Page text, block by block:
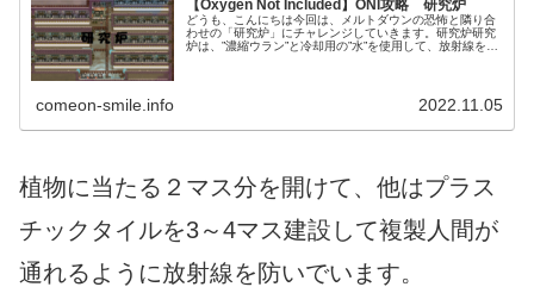
【Oxygen Not Included】ONI攻略 研究炉
どうも、こんにちは今回は、メルトダウンの恐怖と隣り合
わせの「研究炉」にチャレンジしていきます。研究炉研究
炉は、”濃縮ウラン”と冷却用の”水”を使用して、放射線を生
comeon-smile.info 2022.11.05
植物に当たる２マス分を開けて、他はプラス
チックタイルを3～4マス建設して複製人間が
通れるように放射線を防いでいます。